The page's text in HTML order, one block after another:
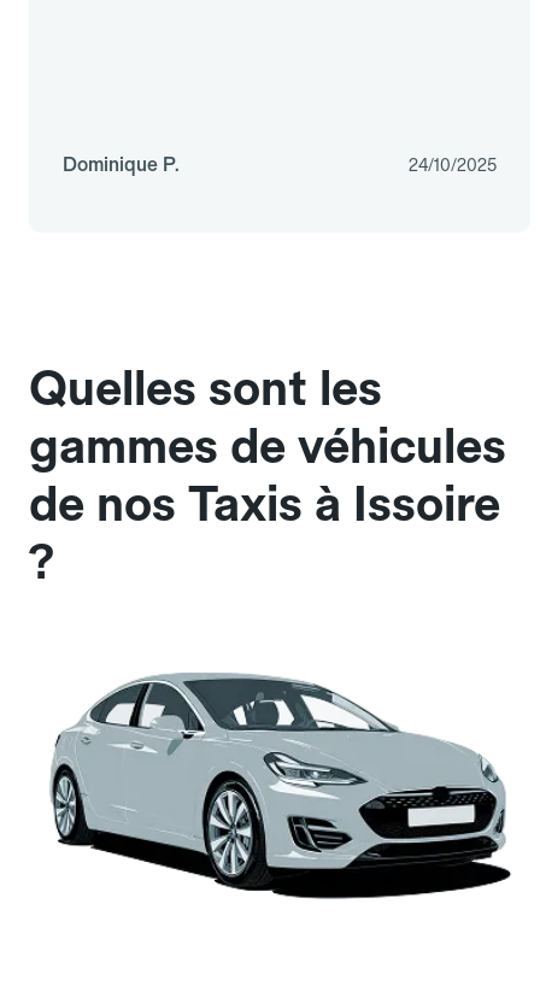
Dominique P. 24/10/2025
Quelles sont les
gammes de véhicules
de nos Taxis à Issoire
?